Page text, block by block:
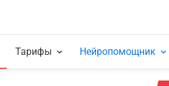
Тарифы Нейропомощник